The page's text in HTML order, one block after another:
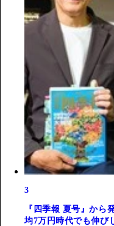
3
『四季報 夏号』か
均7万円時代でも伸び